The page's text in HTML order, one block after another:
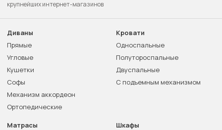
крупнейших интернет-магазинов
Диваны
Прямые
Угловые
Кушетки
Софы
Механизм аккордеон
Ортопедические
Кровати
Односпальные
Полутороспальные
Двуспальные
С подъемным механизмом
Матрасы
Шкафы